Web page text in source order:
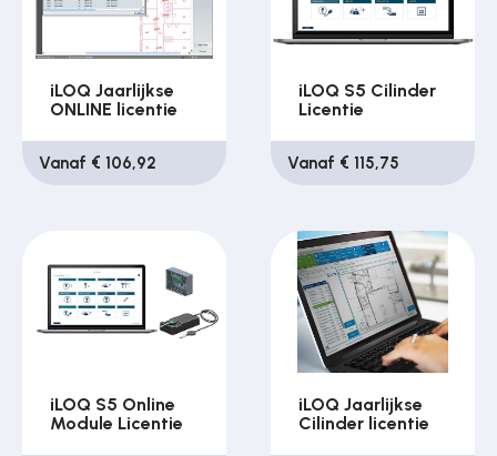
iLOQ Jaarlijkse
ONLINE licentie
Vanaf € 106,92
iLOQ S5 Cilinder
Licentie
Vanaf € 115,75
iLOQ S5 Online
Module Licentie
iLOQ Jaarlijkse
Cilinder licentie